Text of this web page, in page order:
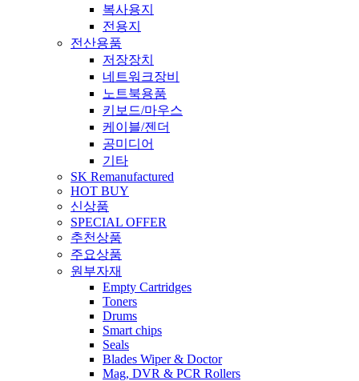
복사용지
전용지
전산용품
저장장치
네트워크장비
노트북용품
키보드/마우스
케이블/젠더
공미디어
기타
SK Remanufactured
HOT BUY
신상품
SPECIAL OFFER
추천상품
주요상품
원부자재
Empty Cartridges
Toners
Drums
Smart chips
Seals
Blades Wiper & Doctor
Mag, DVR & PCR Rollers